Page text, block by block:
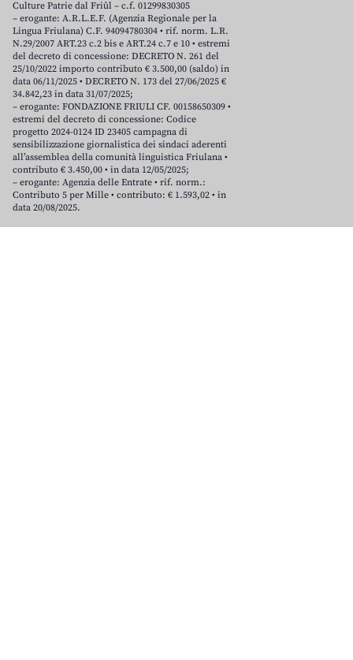
Culture Patrie dal Friûl – c.f. 01299830305
– erogante: A.R.L.E.F. (Agenzia Regionale per la
Lingua Friulana) C.F. 94094780304 • rif. norm. L.R.
N.29/2007 ART.23 c.2 bis e ART.24 c.7 e 10 • estremi
del decreto di concessione: DECRETO N. 261 del
25/10/2022 importo contributo € 3.500,00 (saldo) in
data 06/11/2025 • DECRETO N. 173 del 27/06/2025 €
34.842,23 in data 31/07/2025;
– erogante: FONDAZIONE FRIULI CF. 00158650309 •
estremi del decreto di concessione: Codice
progetto 2024-0124 ID 23405 campagna di
sensibilizzazione giornalistica dei sindaci aderenti
all’assemblea della comunità linguistica Friulana •
contributo € 3.450,00 • in data 12/05/2025;
– erogante: Agenzia delle Entrate • rif. norm.:
Contributo 5 per Mille • contributo: € 1.593,02 • in
data 20/08/2025.